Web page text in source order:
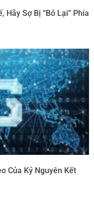
Sợ Bị “Bỏ Lại” Phía
Của Kỷ Nguyên Kết